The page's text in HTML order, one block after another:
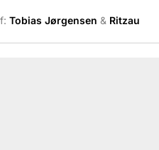
Tobias Jørgensen & Ritzau